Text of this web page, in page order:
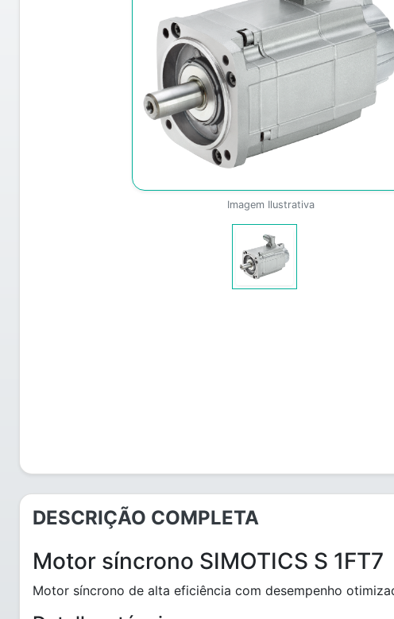
Imagem Ilustrativa
DESCRIÇÃO COMPLETA
Motor síncrono SIMOTICS S 1FT7
Motor síncrono de alta eficiência com desempenho